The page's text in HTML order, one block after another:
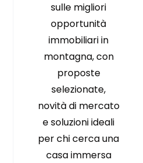
sulle migliori
opportunità
immobiliari in
montagna, con
proposte
selezionate,
novità di mercato
e soluzioni ideali
per chi cerca una
casa immersa